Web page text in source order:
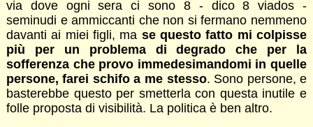
via dove ogni sera ci sono 8 - dico 8 viados -
seminudi e ammiccanti che non si fermano nemmeno
davanti ai miei figli, ma se questo fatto mi colpisse
più per un problema di degrado che per la
sofferenza che provo immedesimandomi in quelle
persone, farei schifo a me stesso. Sono persone, e
basterebbe questo per smetterla con questa inutile e
folle proposta di visibilità. La politica è ben altro.